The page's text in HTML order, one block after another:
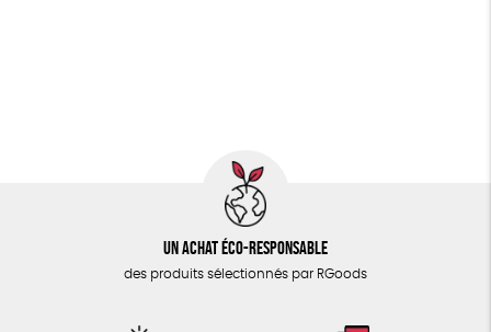
Un achat éco-responsable
des produits sélectionnés par RGoods